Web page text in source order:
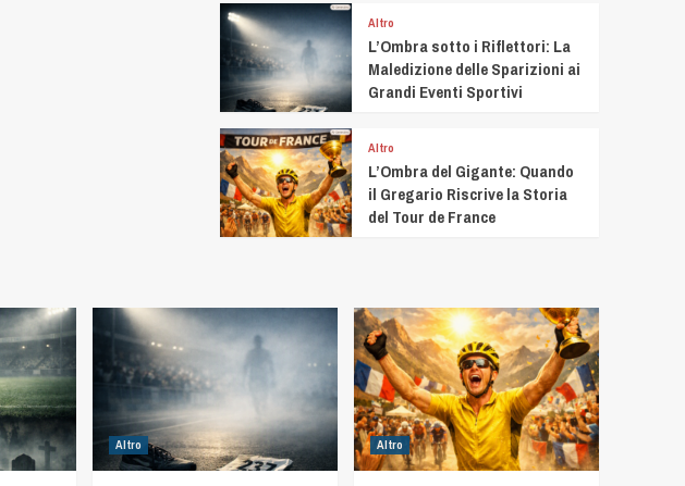
Altro
L’Ombra sotto i Riflettori: La
Maledizione delle Sparizioni ai
Grandi Eventi Sportivi
Altro
L’Ombra del Gigante: Quando
il Gregario Riscrive la Storia
del Tour de France
Altro Altro